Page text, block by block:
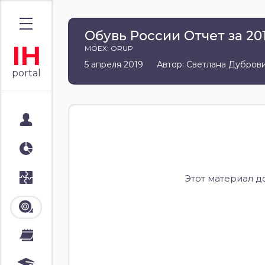
IH
portal
Лента
Обувь России Отчет за
MOEX: ORUP
5 апреля 2019 Автор: Светлана
Этот материал